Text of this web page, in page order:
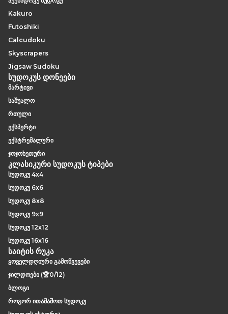
Kakuro
Futoshiki
Calcudoku
Skyscrapers
Jigsaw Sudoku
სუდოკუს დონეები
მარტივი
საშუალო
რთული
ექსპერტი
ექსტრემალური
ჯოჯოხეთური
კლასიკური სუდოკუს ტიპები
სუდოკუ 4x4
სუდოკუ 6x6
სუდოკუ 8x8
სუდოკუ 9x9
სუდოკუ 12x12
სუდოკუ 16x16
საიტის რუკა
ყოველდღიური გამოწვევები
ჯილდოები (🏆0/12)
ბლოგი
როგორ ითამაშოთ სუდოკუ